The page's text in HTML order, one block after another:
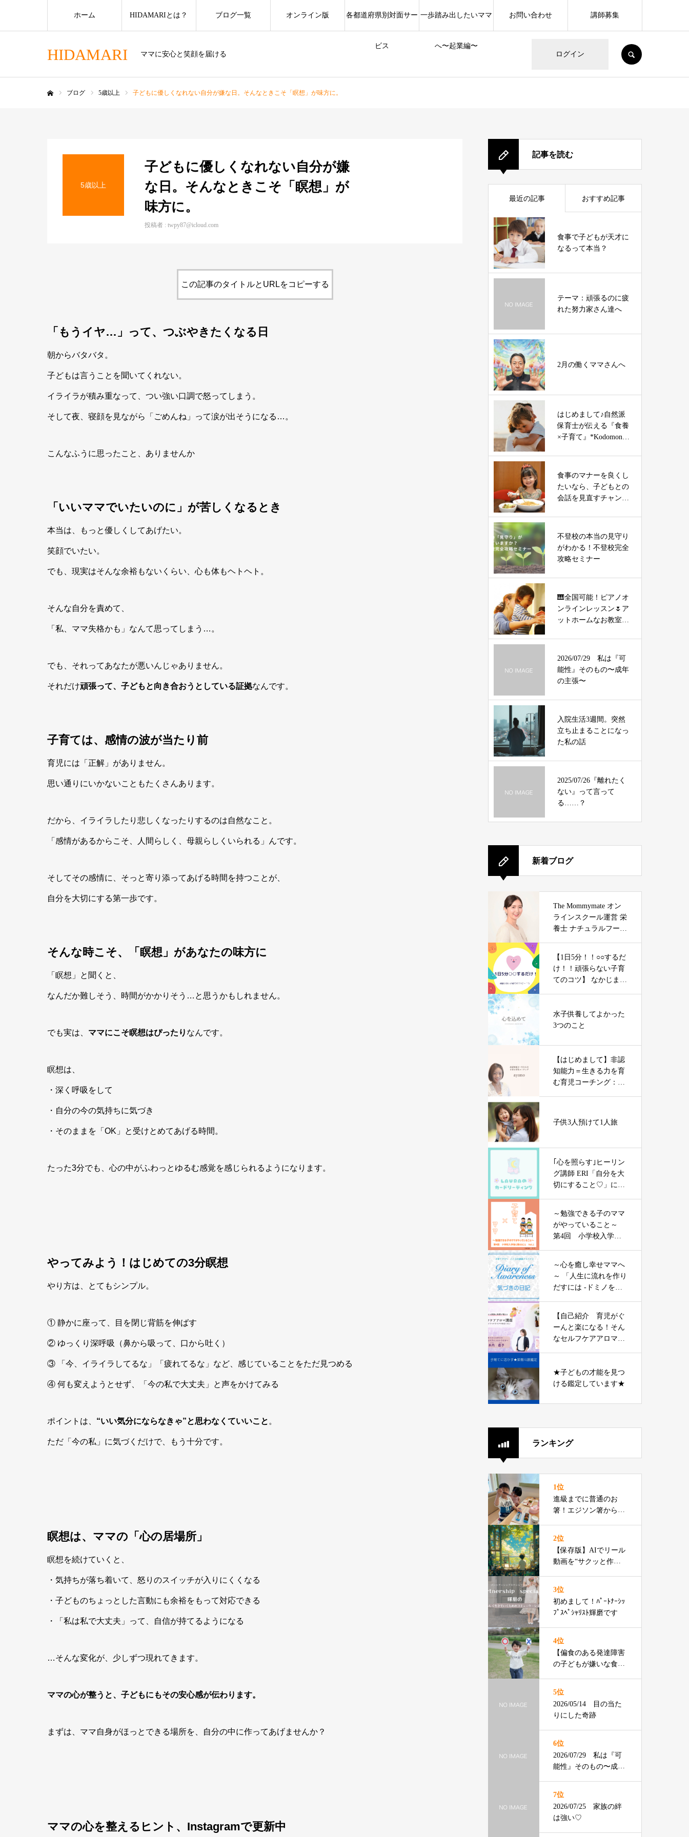
HIDAMARI ママに安心と笑顔を届ける ログイン
SEARCH
ホーム HIDAMARIとは？ ブログ一覧 オンライン版 各都道府県別対面サー
ビス
一歩踏み出したいママ
へ〜起業編〜
お問い合わせ 講師募集
ブログ 5歳以上 子どもに優しくなれない自分が嫌な日。そんなときこそ「瞑想」が味方に。
5歳以上
子どもに優しくなれない自分が嫌
な日。そんなときこそ「瞑想」が
味方に。
投稿者 : twpy87@icloud.com
この記事のタイトルとURLをコピーする
「もうイヤ…」って、つぶやきたくなる日
朝からバタバタ。
子どもは言うことを聞いてくれない。
イライラが積み重なって、つい強い口調で怒ってしまう。
そして夜、寝顔を見ながら「ごめんね」って涙が出そうになる…。
こんなふうに思ったこと、ありませんか
「いいママでいたいのに」が苦しくなるとき
本当は、もっと優しくしてあげたい。
笑顔でいたい。
でも、現実はそんな余裕もないくらい、心も体もヘトヘト。
そんな自分を責めて、
「私、ママ失格かも」なんて思ってしまう…。
でも、それってあなたが悪いんじゃありません。
それだけ頑張って、子どもと向き合おうとしている証拠なんです。
子育ては、感情の波が当たり前
育児には「正解」がありません。
思い通りにいかないこともたくさんあります。
だから、イライラしたり悲しくなったりするのは自然なこと。
「感情があるからこそ、人間らしく、母親らしくいられる」んです。
そしてその感情に、そっと寄り添ってあげる時間を持つことが、
自分を大切にする第一歩です。
そんな時こそ、「瞑想」があなたの味方に
「瞑想」と聞くと、
なんだか難しそう、時間がかかりそう…と思うかもしれません。
でも実は、 ママにこそ瞑想はぴったり なんです。
瞑想は、
・深く呼吸をして
・自分の今の気持ちに気づき
・そのままを「OK」と受けとめてあげる時間。
たった3分でも、心の中がふわっとゆるむ感覚を感じられるようになります。
やってみよう！はじめての3分瞑想
やり方は、とてもシンプル。
① 静かに座って、目を閉じ背筋を伸ばす
② ゆっくり深呼吸（鼻から吸って、口から吐く）
③ 「今、イライラしてるな」「疲れてるな」など、感じていることをただ見つめる
④ 何も変えようとせず、「今の私で大丈夫」と声をかけてみる
ポイントは、 “いい気分にならなきゃ”と思わなくていいこと 。
ただ「今の私」に気づくだけで、もう十分です。
瞑想は、ママの「心の居場所」
瞑想を続けていくと、
・気持ちが落ち着いて、怒りのスイッチが入りにくくなる
・子どものちょっとした言動にも余裕をもって対応できる
・「私は私で大丈夫」って、自信が持てるようになる
…そんな変化が、少しずつ現れてきます。
ママの心が整うと、子どもにもその安心感が伝わります。
まずは、ママ自身がほっとできる場所を、自分の中に作ってあげませんか？
ママの心を整えるヒント、Instagramで更新中
記事を読む
最近の記事 おすすめ記事
食事で子どもが天才に
なるって本当？
テーマ：頑張るのに疲
れた努力家さん達へ
2月の働くママさんへ
はじめまして♪自然派
保育士が伝える『食養
×子育て』*Kodomono
食事のマナーを良くし
たいなら、子どもとの
会話を見直すチャン
不登校の本当の見守り
がわかる！不登校完全
攻略セミナー
🎹全国可能！ピアノオ
ンラインレッスン🌷ア
ットホームなお教室で
2026/07/29 私は『可
能性』そのもの〜成年
の主張〜
入院生活3週間。突然
立ち止まることになっ
た私の話
2025/07/26『離れたく
ない』って言って
る……？
新着ブログ
The Mommymate オン
ラインスクール運営 栄
養士 ナチュラルフード
【1日5分！！○○するだ
け！！頑張らない子育
てのコツ】 なかじま
水子供養してよかった
3つのこと
【はじめまして】非認
知能力＝生きる力を育
む育児コーチング：Ay
子供3人預けて1人旅
｢心を照らす｣ヒーリン
グ講師 ERI「自分を大
切にすること♡」につ
～勉強できる子のママ
がやっていること～
第4回 小学校入学後
～心を癒し幸せママへ
～ 「人生に流れを作り
だすには -ドミノを楽
【自己紹介 育児がぐ
ーんと楽になる！そん
なセルフケアアロマ
★子どもの才能を見つ
ける鑑定しています★
ランキング
1位
進級までに普通のお
箸！エジソン箸からの
2位
【保存版】AIでリール
動画を“サクッと作る”3
3位
初めまして！ﾊﾟｰﾄﾅｰｼｯ
ﾌﾟｽﾍﾟｼｬﾘｽﾄ輝磨です
4位
【偏食のある発達障害
の子どもが嫌いな食べ
5位
2026/05/14 目の当た
りにした奇跡
6位
2026/07/29 私は『可
能性』そのもの〜成年
7位
2026/07/25 家族の絆
は強い♡